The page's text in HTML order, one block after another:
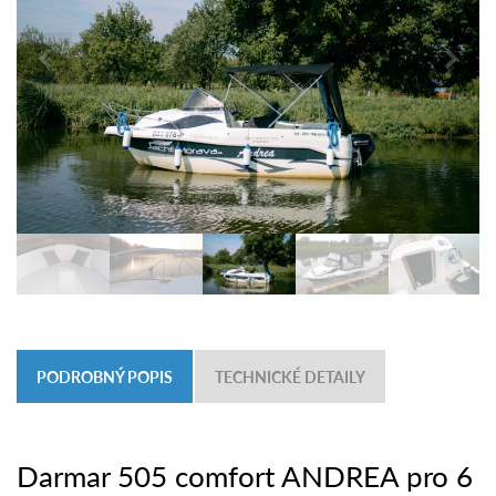
PODROBNÝ POPIS TECHNICKÉ DETAILY
Darmar 505 comfort ANDREA pro 6